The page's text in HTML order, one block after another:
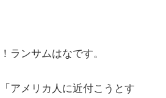
ランサムはなです。
アメリカ人に近付こうとす